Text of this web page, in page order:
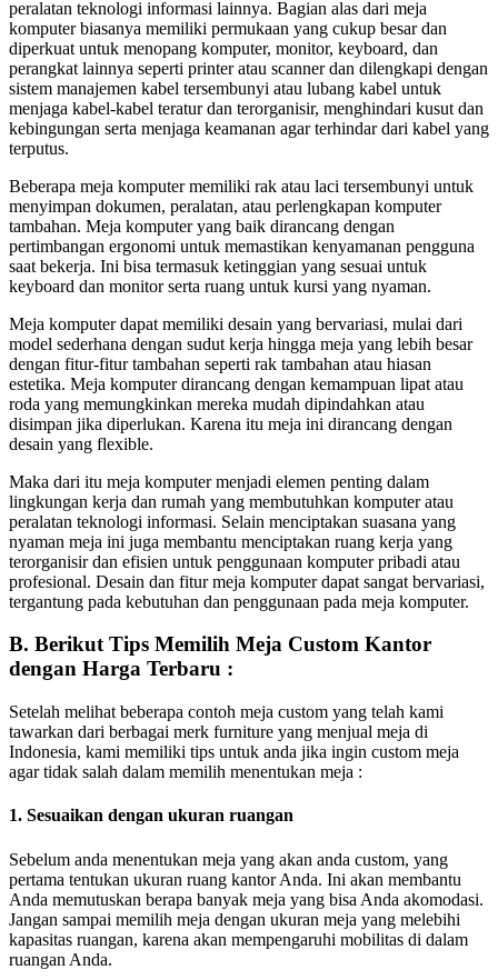
peralatan teknologi informasi lainnya. Bagian alas dari meja
komputer biasanya memiliki permukaan yang cukup besar dan
diperkuat untuk menopang komputer, monitor, keyboard, dan
perangkat lainnya seperti printer atau scanner dan dilengkapi dengan
sistem manajemen kabel tersembunyi atau lubang kabel untuk
menjaga kabel-kabel teratur dan terorganisir, menghindari kusut dan
kebingungan serta menjaga keamanan agar terhindar dari kabel yang
terputus.
Beberapa meja komputer memiliki rak atau laci tersembunyi untuk
menyimpan dokumen, peralatan, atau perlengkapan komputer
tambahan. Meja komputer yang baik dirancang dengan
pertimbangan ergonomi untuk memastikan kenyamanan pengguna
saat bekerja. Ini bisa termasuk ketinggian yang sesuai untuk
keyboard dan monitor serta ruang untuk kursi yang nyaman.
Meja komputer dapat memiliki desain yang bervariasi, mulai dari
model sederhana dengan sudut kerja hingga meja yang lebih besar
dengan fitur-fitur tambahan seperti rak tambahan atau hiasan
estetika. Meja komputer dirancang dengan kemampuan lipat atau
roda yang memungkinkan mereka mudah dipindahkan atau
disimpan jika diperlukan. Karena itu meja ini dirancang dengan
desain yang flexible.
Maka dari itu meja komputer menjadi elemen penting dalam
lingkungan kerja dan rumah yang membutuhkan komputer atau
peralatan teknologi informasi. Selain menciptakan suasana yang
nyaman meja ini juga membantu menciptakan ruang kerja yang
terorganisir dan efisien untuk penggunaan komputer pribadi atau
profesional. Desain dan fitur meja komputer dapat sangat bervariasi,
tergantung pada kebutuhan dan penggunaan pada meja komputer.
B. Berikut Tips Memilih Meja Custom Kantor
dengan Harga Terbaru :
Setelah melihat beberapa contoh meja custom yang telah kami
tawarkan dari berbagai merk furniture yang menjual meja di
Indonesia, kami memiliki tips untuk anda jika ingin custom meja
agar tidak salah dalam memilih menentukan meja :
1. Sesuaikan dengan ukuran ruangan
Sebelum anda menentukan meja yang akan anda custom, yang
pertama tentukan ukuran ruang kantor Anda. Ini akan membantu
Anda memutuskan berapa banyak meja yang bisa Anda akomodasi.
Jangan sampai memilih meja dengan ukuran meja yang melebihi
kapasitas ruangan, karena akan mempengaruhi mobilitas di dalam
ruangan Anda.